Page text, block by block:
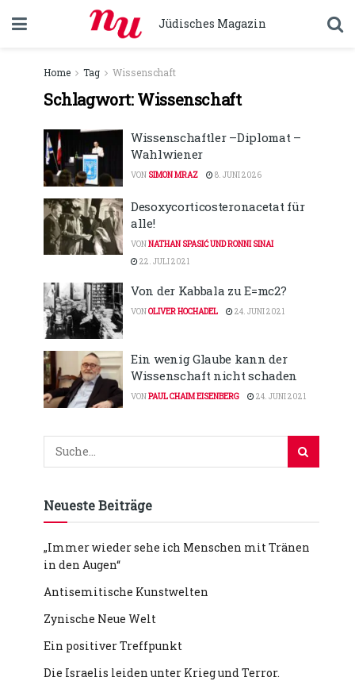
Jüdisches Magazin
Home Tag Wissenschaft
Schlagwort:Wissenschaft
Wissenschaftler –Diplomat –
Wahlwiener
VON SIMON MRAZ 8. JUNI 2026
Desoxycorticosteronacetat für
alle!
VONNATHAN SPASIĆ UND RONNI SINAI
22. JULI 2021
Von der Kabbala zu E=mc2?
VONOLIVER HOCHADEL 24. JUNI 2021
Ein wenig Glaube kann der
Wissenschaft nicht schaden
VONPAUL CHAIM EISENBERG 24. JUNI 2021
Neueste Beiträge
„Immer wieder sehe ich Menschen mit Tränen
in den Augen“
Antisemitische Kunstwelten
Zynische Neue Welt
Ein positiver Treffpunkt
Die Israelis leiden unter Krieg und Terror.